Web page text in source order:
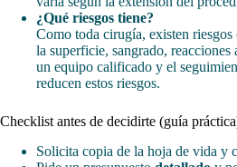
¿Qué riesgos tiene?
Como toda cirugía, existen
la superficie, sangrado, reacciones
un equipo calificado y el
reducen estos riesgos.
Checklist antes de decidirte (guía
Solicita copia de la hoja de vida y